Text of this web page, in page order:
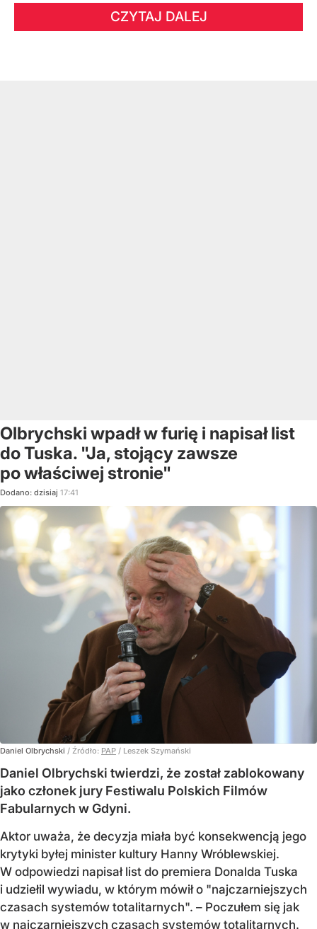
CZYTAJ DALEJ
Olbrychski wpadł w furię i napisał list
do Tuska. "Ja, stojący zawsze
po właściwej stronie"
Dodano: dzisiaj 17:41
Daniel Olbrychski / Źródło: PAP / Leszek Szymański
Daniel Olbrychski twierdzi, że został zablokowany
jako członek jury Festiwalu Polskich Filmów
Fabularnych w Gdyni.
Aktor uważa, że decyzja miała być konsekwencją jego
krytyki byłej minister kultury Hanny Wróblewskiej.
W odpowiedzi napisał list do premiera Donalda Tuska
i udziełil wywiadu, w którym mówił o "najczarniejszych
czasach systemów totalitarnych". – Poczułem się jak
w najczarniejszych czasach systemów totalitarnych.